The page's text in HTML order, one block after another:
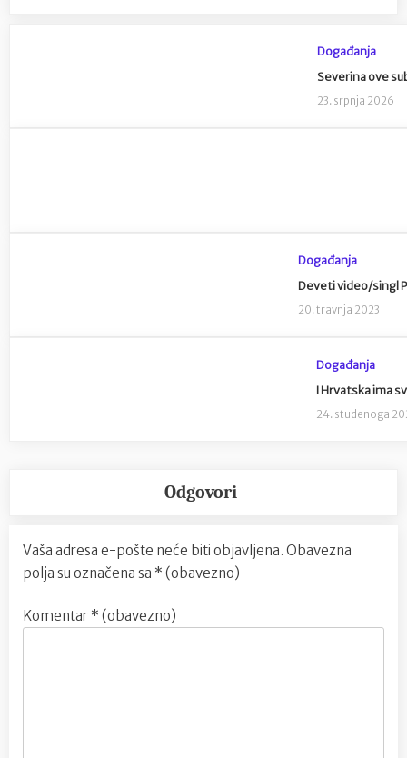
Događanja
Severina ove
23. srpnja 2026
Događanja
Deveti video/singl
20. travnja 2023
Događanja
I Hrvatska ima
24. studenoga
Odgovori
Vaša adresa e-pošte neće biti objavljena. Obavezna
polja su označena sa * (obavezno)
Komentar * (obavezno)